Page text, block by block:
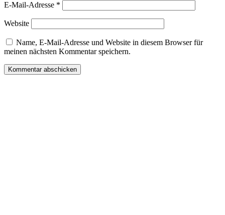
E-Mail-Adresse *
Website
Name, E-Mail-Adresse und Website in diesem Browser für
meinen nächsten Kommentar speichern.